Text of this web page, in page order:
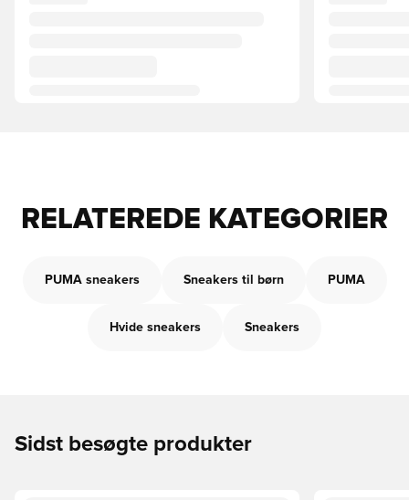
RELATEREDE KATEGORIER
PUMA sneakers Sneakers til børn PUMA
Hvide sneakers Sneakers
Sidst besøgte produkter